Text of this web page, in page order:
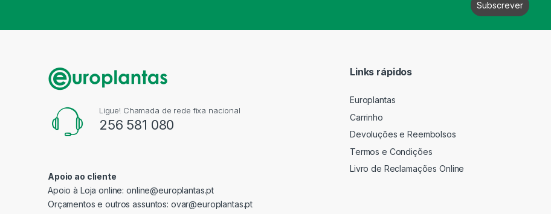
Ligue! Chamada de rede fixa nacional
256 581 080
Apoio ao cliente
Apoio à Loja online:online@europlantas.pt
Orçamentos e outros assuntos: ovar@europlantas.pt
Links rápidos
Europlantas
Carrinho
Devoluções e Reembolsos
Termos e Condições
Livro de Reclamações Online